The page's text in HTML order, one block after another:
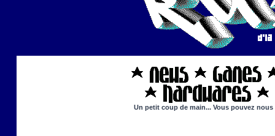
Un petit coup de main... Vous pouvez